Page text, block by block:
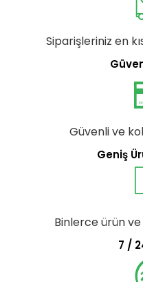
Siparişleriniz en
Güvenli ve
Geniş
Binlerce ürün
7 /